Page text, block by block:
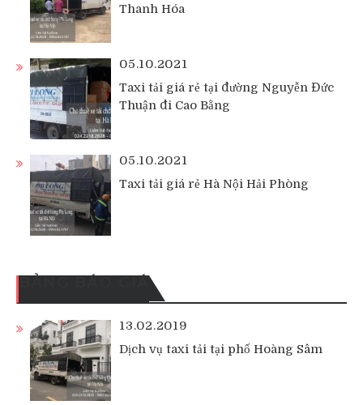
Thanh Hóa
05.10.2021
Taxi tải giá rẻ tại đường Nguyễn Đức
Thuận đi Cao Bằng
05.10.2021
Taxi tải giá rẻ Hà Nội Hải Phòng
BẢNG BÁO GIÁ
13.02.2019
Dịch vụ taxi tải tại phố Hoàng Sâm